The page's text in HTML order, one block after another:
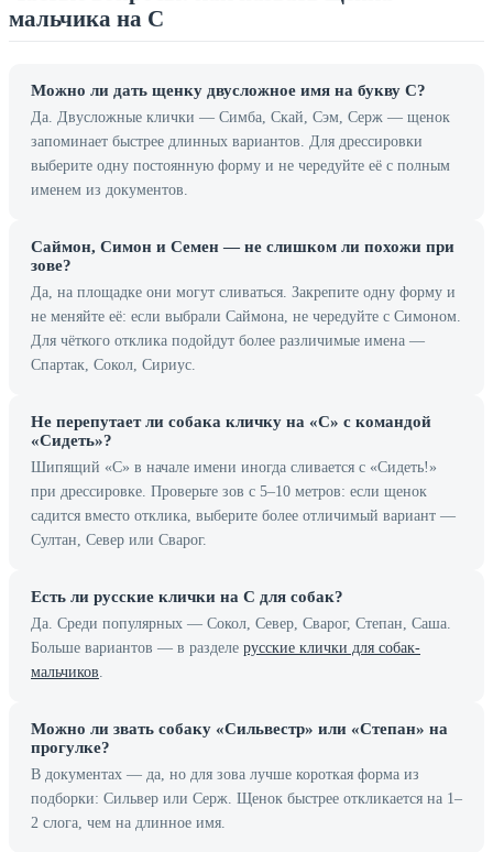
мальчика на С
Можно ли дать щенку двусложное имя на букву С?
Да. Двусложные клички — Симба, Скай, Сэм, Серж — щенок
запоминает быстрее длинных вариантов. Для дрессировки
выберите одну постоянную форму и не чередуйте её с полным
именем из документов.
Саймон, Симон и Семен — не слишком ли похожи при
зове?
Да, на площадке они могут сливаться. Закрепите одну форму и
не меняйте её: если выбрали Саймона, не чередуйте с Симоном.
Для чёткого отклика подойдут более различимые имена —
Спартак, Сокол, Сириус.
Не перепутает ли собака кличку на «С» с командой
«Сидеть»?
Шипящий «С» в начале имени иногда сливается с «Сидеть!»
при дрессировке. Проверьте зов с 5–10 метров: если щенок
садится вместо отклика, выберите более отличимый вариант —
Султан, Север или Сварог.
Есть ли русские клички на С для собак?
Да. Среди популярных — Сокол, Север, Сварог, Степан, Саша.
Больше вариантов — в разделе русские клички для собак-
мальчиков
Можно ли звать собаку «Сильвестр» или «Степан» на
прогулке?
В документах — да, но для зова лучше короткая форма из
подборки: Сильвер или Серж. Щенок быстрее откликается на 1–
2 слога, чем на длинное имя.